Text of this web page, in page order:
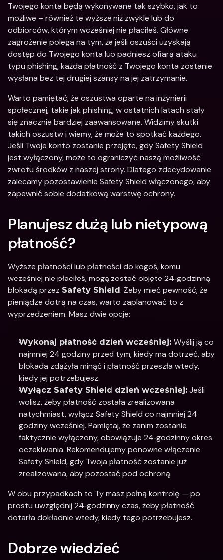
Twojego konta będą wykonywane tak szybko, jak to
możliwe – również te wyższe niż zwykle lub do
odbiorców, którym wcześniej nie płaciłeś. Główne
zagrożenie polega na tym, że jeśli oszuści uzyskają
dostęp do Twojego konta lub padniesz ofiarą ataku
typu phishing, każda płatność z Twojego konta zostanie
wysłana bez tej drugiej szansy na jej zatrzymanie.
Warto pamiętać, że oszustwa oparte na inżynierii
społecznej, takie jak phishing, w ostatnich latach stały
się znacznie bardziej zaawansowane. Widzimy skutki
takich oszustw i wiemy, że może to spotkać każdego.
Jeśli Twoje konto zostanie przejęte, gdy Safety Shield
jest wyłączony, może to ograniczyć naszą możliwość
zwrotu środków z naszej strony. Dlatego zdecydowanie
zalecamy pozostawienie Safety Shield włączonego, aby
zapewnić sobie dodatkową warstwę ochrony.
Planujesz dużą lub nietypową
płatność?
Wyższe płatności lub płatności do kogoś, komu
wcześniej nie płaciłeś, mogą zostać objęte 24‑godzinną
blokadą przez Safety Shield. Żeby mieć pewność, że
pieniądze dotrą na czas, warto zaplanować to z
wyprzedzeniem. Masz dwie opcje:
Wykonaj płatność dzień wcześniej: Wyślij ją co
najmniej 24 godziny przed tym, kiedy ma dotrzeć, aby
blokada zdążyła minąć i płatność przeszła wtedy,
kiedy jej potrzebujesz.
Wyłącz Safety Shield dzień wcześniej: Jeśli
wolisz, żeby płatność została zrealizowana
natychmiast, wyłącz Safety Shield co najmniej 24
godziny wcześniej. Pamiętaj, że zanim zostanie
faktycznie wyłączony, obowiązuje 24‑godzinny okres
oczekiwania. Rekomendujemy ponowne włączenie
Safety Shield, gdy Twoja płatność zostanie już
zrealizowana, aby pozostać pod ochroną.
W obu przypadkach to Ty masz pełną kontrolę — po
prostu uwzględnij 24‑godzinny czas, żeby płatność
dotarła dokładnie wtedy, kiedy tego potrzebujesz.
Dobrze wiedzieć